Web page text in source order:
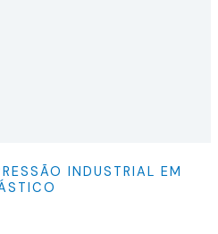
INDUSTRIAL EM